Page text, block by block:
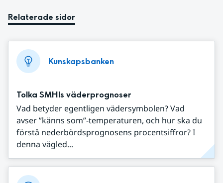
Relaterade sidor
Kunskapsbanken
Tolka SMHIs väderprognoser
Vad betyder egentligen vädersymbolen? Vad
avser ”känns som”-temperaturen, och hur ska du
förstå nederbördsprognosens procentsiffror? I
denna vägled...